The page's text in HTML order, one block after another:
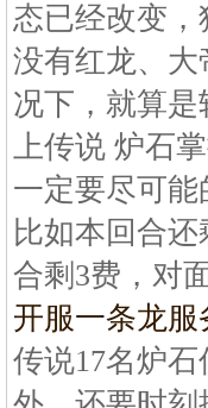
态已经改变
没有红龙、
况下，就算
上传说 炉石
一定要尽可
比如本回合
合剩3费，对
开服一条龙服
传说17名炉